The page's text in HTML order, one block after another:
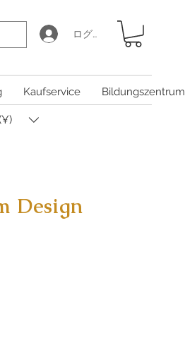
ログイン
Kaufservice Bildungszentrum
Design